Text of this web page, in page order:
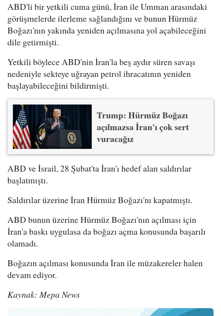
ABD'li bir yetkili cuma günü, İran ile Umman arasındaki
görüşmelerde ilerleme sağlandığını ve bunun Hürmüz
Boğazı'nın yakında yeniden açılmasına yol açabileceğini
dile getirmişti.
Yetkili böylece ABD'nin İran'la beş aydır süren savaşı
nedeniyle sekteye uğrayan petrol ihracatının yeniden
başlayabileceğini bildirmişti.
Trump: Hürmüz Boğazı
açılmazsa İran'ı çok sert
vuracağız
ABD ve İsrail, 28 Şubat'ta İran'ı hedef alan saldırılar
başlatmıştı.
Saldırılar üzerine İran Hürmüz Boğazı'nı kapatmıştı.
ABD bunun üzerine Hürmüz Boğazı'nın açılması için
İran'a baskı uygulasa da boğazı açma konusunda başarılı
olamadı.
Boğazın açılması konusunda İran ile müzakereler halen
devam ediyor.
Kaynak: Mepa News